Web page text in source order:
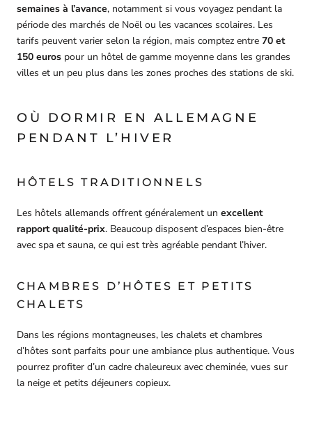
semaines à l’avance, notamment si vous voyagez pendant la
période des marchés de Noël ou les vacances scolaires. Les
tarifs peuvent varier selon la région, mais comptez entre 70 et
150 euros pour un hôtel de gamme moyenne dans les grandes
villes et un peu plus dans les zones proches des stations de ski.
OÙ DORMIR EN ALLEMAGNE
PENDANT L’HIVER
HÔTELS TRADITIONNELS
Les hôtels allemands offrent généralement un excellent
rapport qualité-prix. Beaucoup disposent d’espaces bien-être
avec spa et sauna, ce qui est très agréable pendant l’hiver.
CHAMBRES D’HÔTES ET PETITS
CHALETS
Dans les régions montagneuses, les chalets et chambres
d’hôtes sont parfaits pour une ambiance plus authentique. Vous
pourrez profiter d’un cadre chaleureux avec cheminée, vues sur
la neige et petits déjeuners copieux.